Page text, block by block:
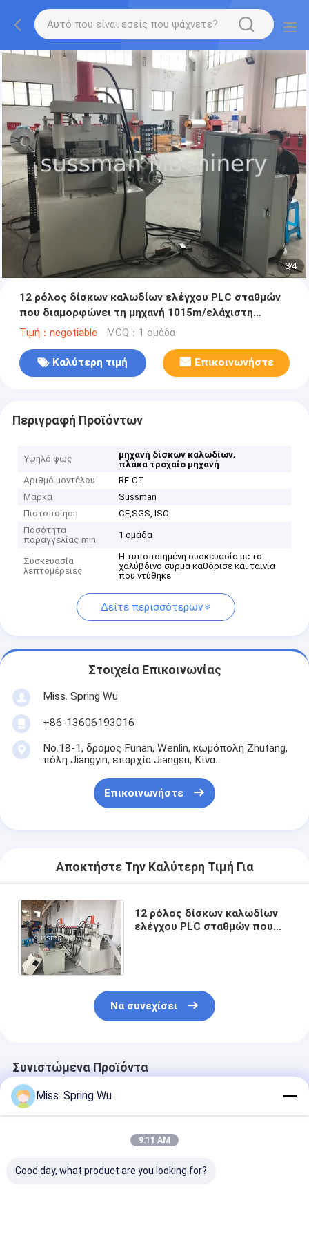
3/4
12 ρόλος δίσκων καλωδίων ελέγχου PLC σταθμών
που διαμορφώνει τη μηχανή 1015m/ελάχιστη
ταχύτητα
Τιμή：negotiable MOQ：1 ομάδα
Καλύτερη τιμή Επικοινωνήστε
Περιγραφή Προϊόντων
Υψηλό φως μηχανή δίσκων καλωδίων,
πλάκα τροχαίο μηχανή
Αριθμό μοντέλου
RF-CT
Μάρκα
Sussman
Πιστοποίηση
CE,SGS, ISO
Ποσότητα
παραγγελίας min
1 ομάδα
Συσκευασία
λεπτομέρειες
Η τυποποιημένη συσκευασία με το
χαλύβδινο σύρμα καθόρισε και ταινία
που ντύθηκε
Δείτε περισσότερων
Στοιχεία Επικοινωνίας
Miss. Spring Wu
+86-13606193016
No.18-1, δρόμος Funan, Wenlin, κωμόπολη Zhutang,
πόλη Jiangyin, επαρχία Jiangsu, Κίνα.
Επικοινωνήστε
Αποκτήστε Την Καλύτερη Τιμή Για
12 ρόλος δίσκων καλωδίων
ελέγχου PLC σταθμών που
Να συνεχίσει
Συνιστώμενα Προϊόντα
Miss. Spring Wu
9:11 AM
Good day, what product are you looking for?